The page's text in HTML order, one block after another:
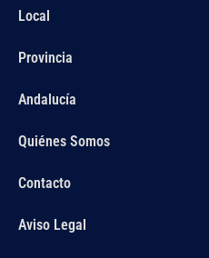
Local
Provincia
Andalucía
Quiénes Somos
Contacto
Aviso Legal